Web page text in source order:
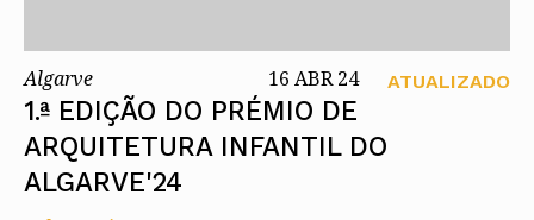
Algarve 16 ABR 24 ATUALIZADO
1.ª EDIÇÃO DO PRÉMIO DE
ARQUITETURA INFANTIL DO
ALGARVE'24